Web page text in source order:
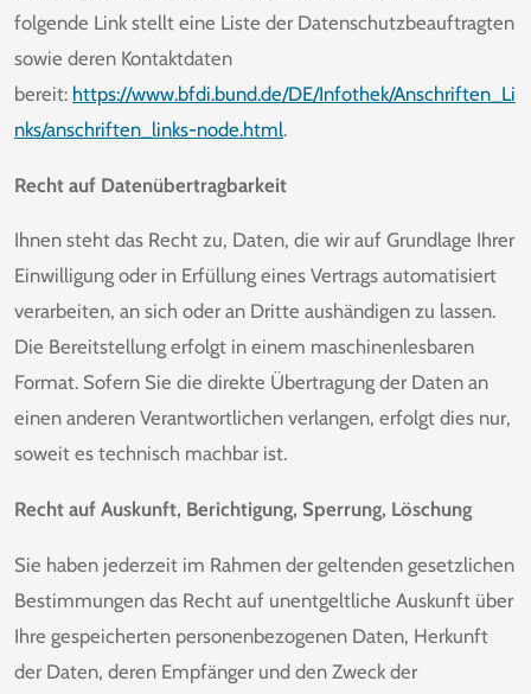
folgende Link stellt eine Liste der Datenschutzbeauftragten
sowie deren Kontaktdaten
bereit: https://www.bfdi.bund.de/DE/Infothek/Anschriften_Li
nks/anschriften_links-node.html.
Recht auf Datenübertragbarkeit
Ihnen steht das Recht zu, Daten, die wir auf Grundlage Ihrer
Einwilligung oder in Erfüllung eines Vertrags automatisiert
verarbeiten, an sich oder an Dritte aushändigen zu lassen.
Die Bereitstellung erfolgt in einem maschinenlesbaren
Format. Sofern Sie die direkte Übertragung der Daten an
einen anderen Verantwortlichen verlangen, erfolgt dies nur,
soweit es technisch machbar ist.
Recht auf Auskunft, Berichtigung, Sperrung, Löschung
Sie haben jederzeit im Rahmen der geltenden gesetzlichen
Bestimmungen das Recht auf unentgeltliche Auskunft über
Ihre gespeicherten personenbezogenen Daten, Herkunft
der Daten, deren Empfänger und den Zweck der